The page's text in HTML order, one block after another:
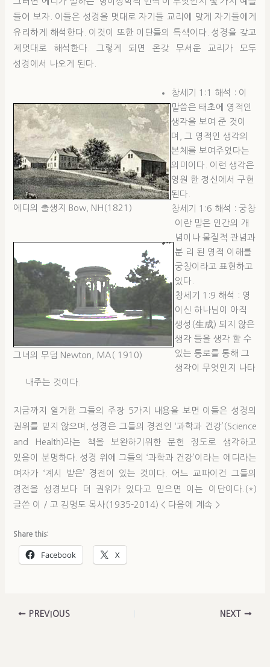
들어 보자. 이들은 성경을 멋대로 자기들 교리에 맞게 자기들에게
유리하게 해석한다. 이것이 또한 이단들의 특색이다. 성경을 갖고
제멋대로 해석한다. 그렇게 되면 온갖 무서운 교리가 모두
성경에서 나오게 된다.
에디의 출생지 Bow, NH(1821)
그녀의 무덤 Newton, MA( 1910)
창세기 1:1 해석 : 이
말씀은 태초에 영적인
생각을 보여 준 것이
며, 그 영적인 생각의
본체를 보여주었다는
의미이다. 이런 생각은
영원 한 정신에서 구현
된다.
창세기 1:6 해석 : 궁창
이란 말은 인간의 개
념이나 물질적 관념과
분 리 된 영적 이해를
궁창이라고 표현하고
있다.
창세기 1:9 해석 : 영
이신 하나님이 아직
생성(生成) 되지 않은
생각 들을 생각 할 수
있는 통로를 통해 그
생각이 무엇인지 나타
내주는 것이다.
지금까지 열거한 그들의 주장 5가지 내용을 보면 이들은 성경의
권위를 믿지 않으며, 성경은 그들의 경전인 ‘과학과 건강’(Science
and Health)라는 책을 보완하기위한 문헌 정도로 생각하고
있음이 분명하다. 성경 위에 그들의 ‘과학과 건강’이라는 에디라는
여자가 ‘계시 받은’ 경전이 있는 것이다. 어느 교파이건 그들의
경전을 성경보다 더 권위가 있다고 믿으면 이는 이단이다.(*)
글쓴 이 / 고 김명도 목사(1935-2014) < 다음에 계속 >
Share this:
Facebook X
PREVIOUS NEXT